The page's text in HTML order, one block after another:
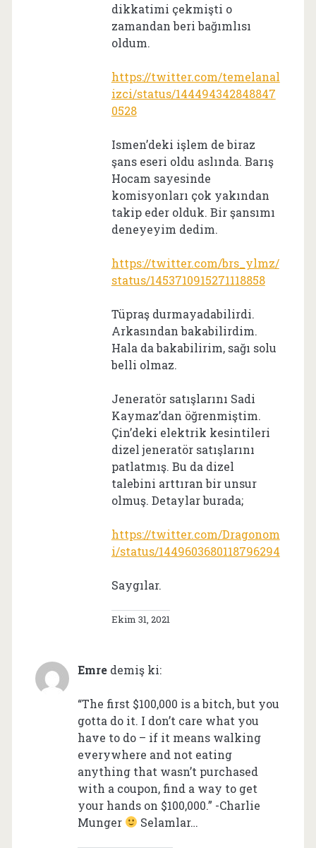
dikkatimi çekmişti o
zamandan beri bağımlısı
oldum.
https://twitter.com/temelanal
izci/status/144494342848847
0528
Ismen’deki işlem de biraz
şans eseri oldu aslında. Barış
Hocam sayesinde
komisyonları çok yakından
takip eder olduk. Bir şansımı
deneyeyim dedim.
https://twitter.com/brs_ylmz/
status/1453710915271118858
Tüpraş durmayadabilirdi.
Arkasından bakabilirdim.
Hala da bakabilirim, sağı solu
belli olmaz.
Jeneratör satışlarını Sadi
Kaymaz’dan öğrenmiştim.
Çin’deki elektrik kesintileri
dizel jeneratör satışlarını
patlatmış. Bu da dizel
talebini arttıran bir unsur
olmuş. Detaylar burada;
https://twitter.com/Dragonom
i/status/1449603680118796294
Saygılar.
Ekim 31, 2021
Emre demiş ki:
“The first $100,000 is a bitch, but you
gotta do it. I don’t care what you
have to do – if it means walking
everywhere and not eating
anything that wasn’t purchased
with a coupon, find a way to get
your hands on $100,000.” -Charlie
Munger
Selamlar…